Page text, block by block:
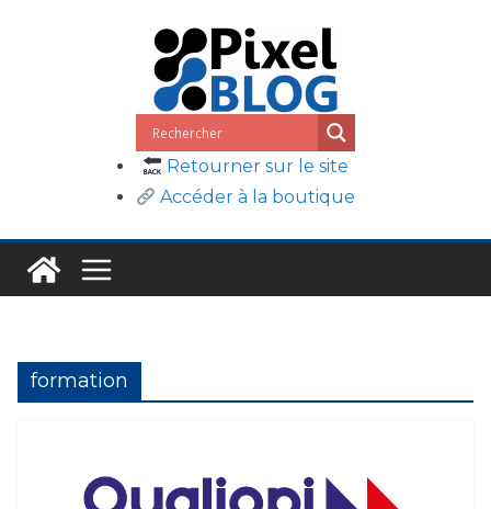
Retourner sur le site
Accéder à la boutique
formation